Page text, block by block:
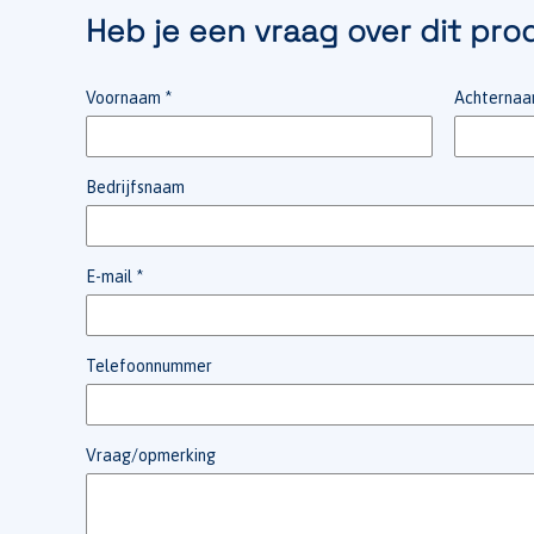
Heb je een vraag over dit